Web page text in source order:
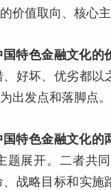
价值取向、核心主
特色金融文化的
好坏、优劣都
出发点和落脚点。
特色金融文化的
题展开。二者共
战略目标和实